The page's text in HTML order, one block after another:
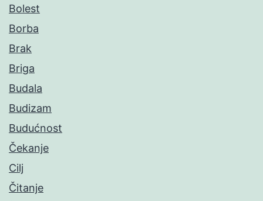
Bolest
Borba
Brak
Briga
Budala
Budizam
Budućnost
Čekanje
Cilj
Čitanje